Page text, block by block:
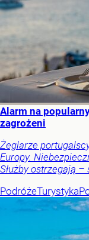
Alarm na
zagrożeni
Żeglarze
Europy.
Służby ostrzegają
PodróżeTurystyka